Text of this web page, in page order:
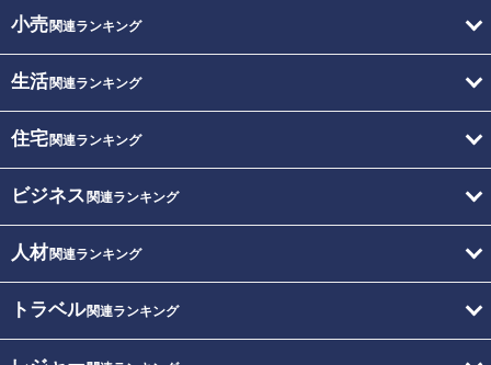
小売関連ランキング
生活関連ランキング
住宅関連ランキング
ビジネス 関連ランキング
人材関連ランキング
トラベル関連ランキング